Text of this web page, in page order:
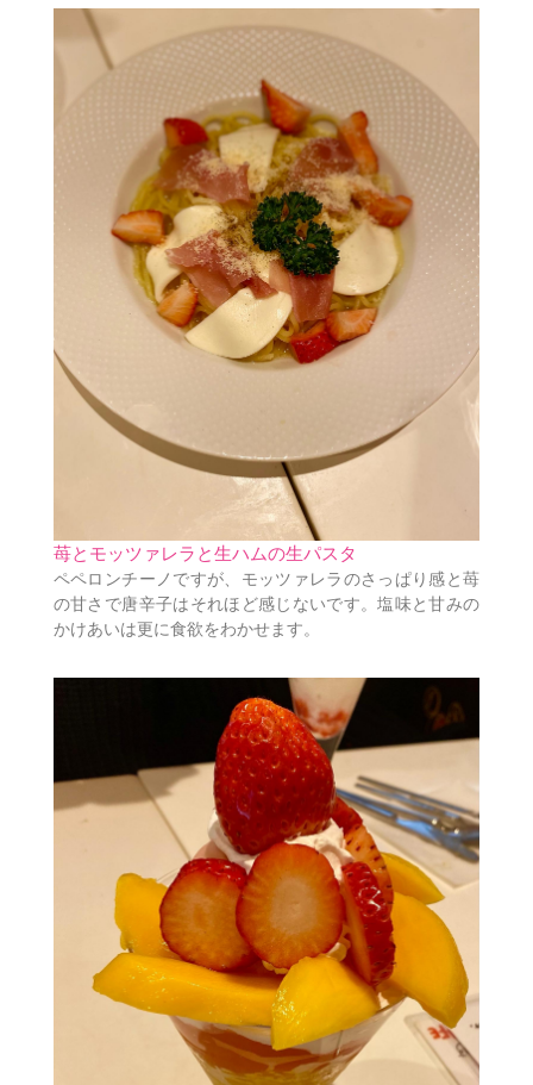
苺とモッツァレラと生ハムの生パスタ
ペペロンチーノですが、モッツァレラのさっぱり感と苺
の甘さで唐辛子はそれほど感じないです。塩味と甘みの
かけあいは更に食欲をわかせます。